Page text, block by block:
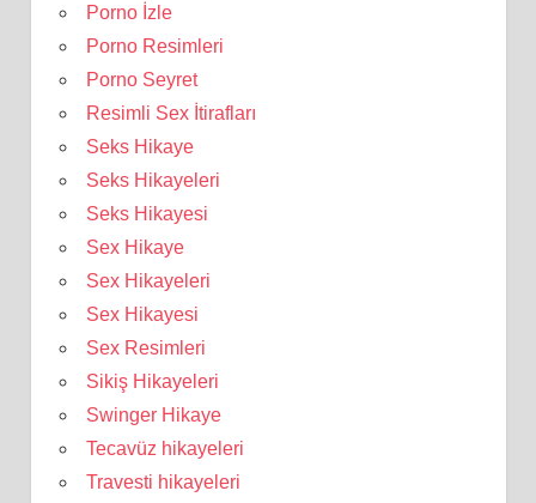
Porno İzle
Porno Resimleri
Porno Seyret
Resimli Sex İtirafları
Seks Hikaye
Seks Hikayeleri
Seks Hikayesi
Sex Hikaye
Sex Hikayeleri
Sex Hikayesi
Sex Resimleri
Sikiş Hikayeleri
Swinger Hikaye
Tecavüz hikayeleri
Travesti hikayeleri